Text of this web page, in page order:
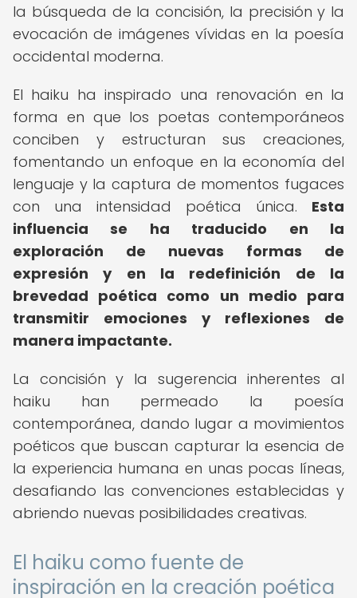
la búsqueda de la concisión, la precisión y la
evocación de imágenes vívidas en la poesía
occidental moderna.
El haiku ha inspirado una renovación en la
forma en que los poetas contemporáneos
conciben y estructuran sus creaciones,
fomentando un enfoque en la economía del
lenguaje y la captura de momentos fugaces
con una intensidad poética única. Esta
influencia se ha traducido en la
exploración de nuevas formas de
expresión y en la redefinición de la
brevedad poética como un medio para
transmitir emociones y reflexiones de
manera impactante.
La concisión y la sugerencia inherentes al
haiku han permeado la poesía
contemporánea, dando lugar a movimientos
poéticos que buscan capturar la esencia de
la experiencia humana en unas pocas líneas,
desafiando las convenciones establecidas y
abriendo nuevas posibilidades creativas.
El haiku como fuente de
inspiración en la creación poética